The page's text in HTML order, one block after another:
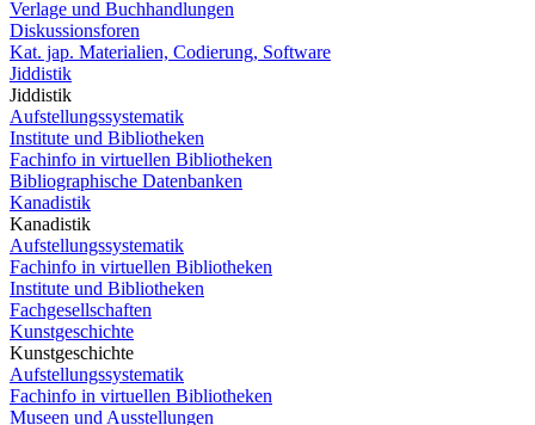
Verlage und Buchhandlungen
Diskussionsforen
Kat. jap. Materialien, Codierung, Software
Jiddistik
Jiddistik
Aufstellungssystematik
Institute und Bibliotheken
Fachinfo in virtuellen Bibliotheken
Bibliographische Datenbanken
Kanadistik
Kanadistik
Aufstellungssystematik
Fachinfo in virtuellen Bibliotheken
Institute und Bibliotheken
Fachgesellschaften
Kunstgeschichte
Kunstgeschichte
Aufstellungssystematik
Fachinfo in virtuellen Bibliotheken
Museen und Ausstellungen